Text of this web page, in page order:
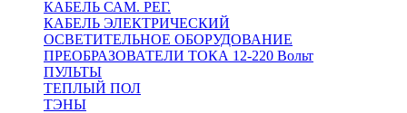
КАБЕЛЬ САМ. РЕГ.
КАБЕЛЬ ЭЛЕКТРИЧЕСКИЙ
ОСВЕТИТЕЛЬНОЕ ОБОРУДОВАНИЕ
ПРЕОБРАЗОВАТЕЛИ ТОКА 12-220 Вольт
ПУЛЬТЫ
ТЕПЛЫЙ ПОЛ
ТЭНЫ